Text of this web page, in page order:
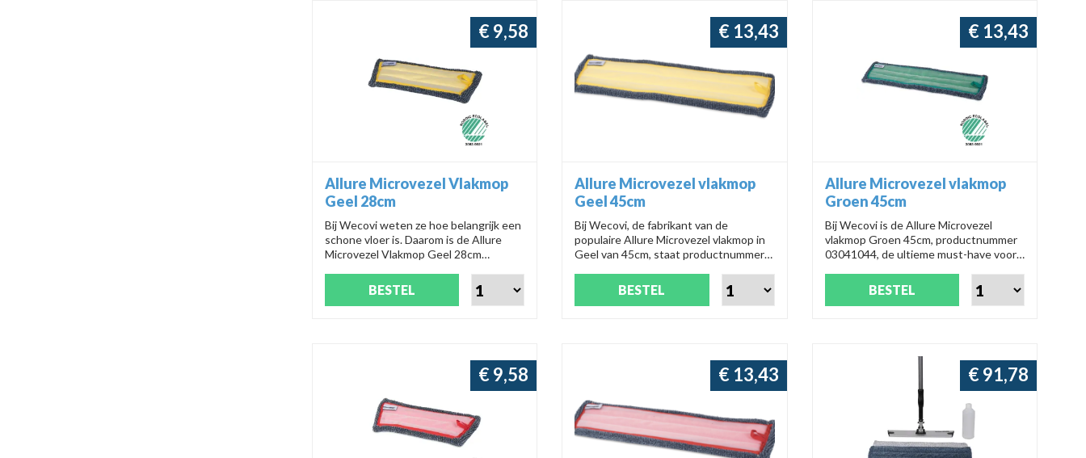
Allure Microvezel Vlakmop
Geel 28cm
Bij Wecovi weten ze hoe belangrijk een
schone vloer is. Daarom is de Allure
Microvezel Vlakmop Geel 28cm
have voor een glanzend schone vloer.
€ 9,58
BESTEL
Allure Microvezel vlakmop
Geel 45cm
Bij Wecovi, de fabrikant van de
populaire Allure Microvezel vlakmop in
Geel van 45cm, staat productnummer
schoonmaakervaring. Met deze mop
wordt schoonmaken een eitje!
€ 13,43
BESTEL
Allure Microvezel vlakmop
Groen 45cm
Bij Wecovi is de Allure Microvezel
vlakmop Groen 45cm, productnummer
03041044, de ultieme must-have voor
schoonmaken een fluitje van een cent!
€ 13,43
BESTEL
€ 9,58 € 13,43 € 91,78